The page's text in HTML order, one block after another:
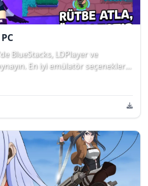
BlueStacks, LDPlayer ve
En iyi emülatör seçenekleri,